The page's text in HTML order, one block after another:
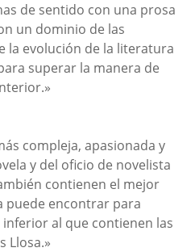
de sentido con una prosa
un dominio de las
la evolución de la literatura
superar la manera de
compleja, apasionada y
y del oficio de novelista
contienen el mejor
puede encontrar para
al que contienen las
Llosa.»